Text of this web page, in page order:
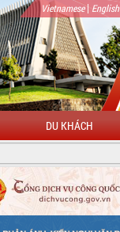
Vietnamese| English
DU KHÁCH
ĐẮK LẮK